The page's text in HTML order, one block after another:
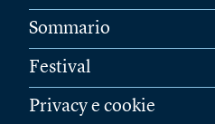
Sommario
Festival
Privacy e cookie